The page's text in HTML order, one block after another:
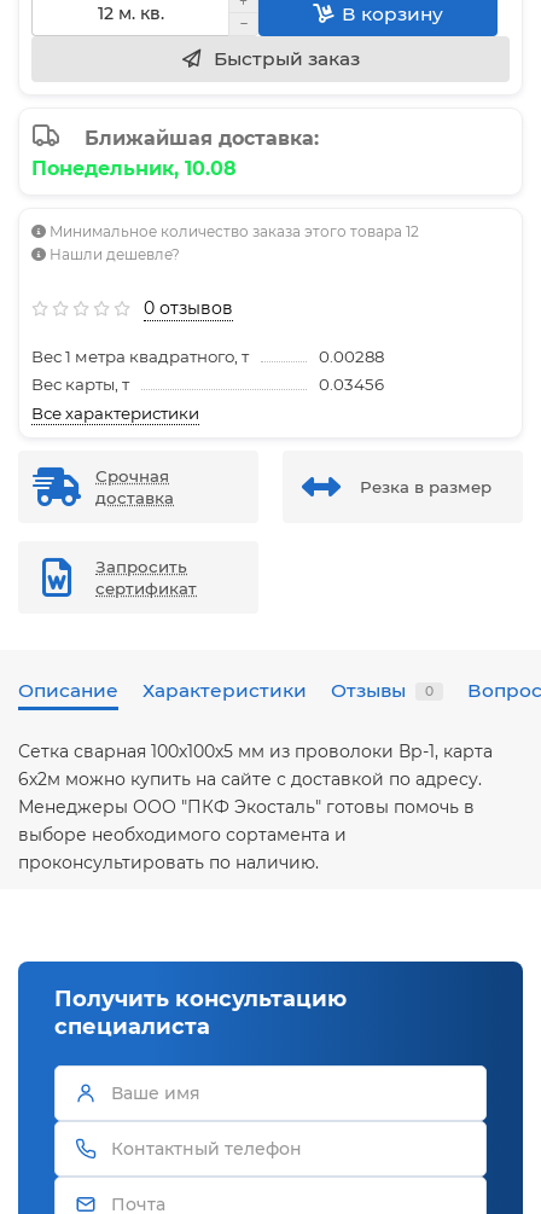
В корзину
Быстрый заказ
Ближайшая доставка:
Понедельник, 10.08
Минимальное количество заказа этого товара 12
Нашли дешевле?
0 отзывов
Вес 1 метра квадратного, т
0.00288
Вес карты, т
0.03456
Все характеристики
Срочная
доставка
Резка в размер
Запросить
сертификат
Описание Характеристики Отзывы 0
Сетка сварная 100х100х5 мм из проволоки Вр-1, карта
6х2м можно купить на сайте с доставкой по адресу.
Менеджеры ООО "ПКФ Экосталь" готовы помочь в
выборе необходимого сортамента и
проконсультировать по наличию.
Получить консультацию
специалиста